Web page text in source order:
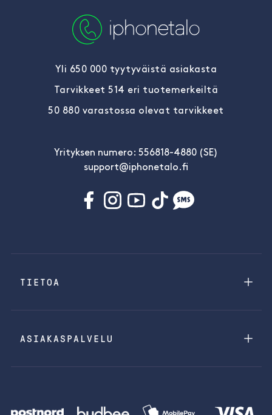
Yli 650 000 tyytyväistä asiakasta
Tarvikkeet 514 eri tuotemerkeiltä
50 880 varastossa olevat tarvikkeet
Yrityksen numero: 556818-4880 (SE)
support@iphonetalo.fi
TIETOA
ASIAKASPALVELU